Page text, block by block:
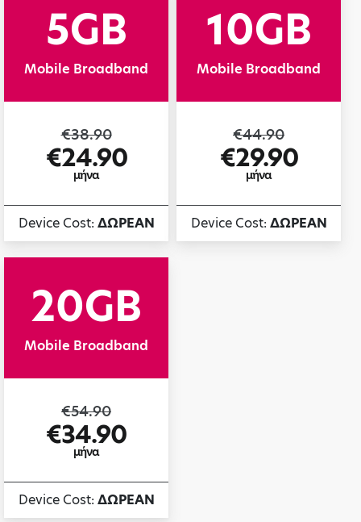
5GB
Mobile Broadband
€38.90
€24.90
μήνα
Device Cost: ΔΩΡΕΑΝ
10GB
Mobile Broadband
€44.90
€29.90
μήνα
Device Cost: ΔΩΡΕΑΝ
20GB
Mobile Broadband
€54.90
€34.90
μήνα
Device Cost: ΔΩΡΕΑΝ